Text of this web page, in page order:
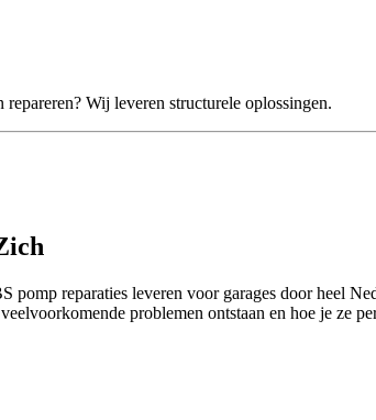
Wij leveren structurele oplossingen.
pomp reparaties leveren voor garages door heel
problemen ontstaan en hoe je ze